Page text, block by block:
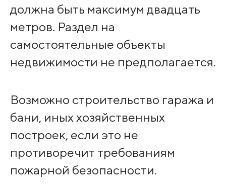
должна быть максимум двадцать
метров. Раздел на
самостоятельные объекты
недвижимости не предполагается.
Возможно строительство гаража и
бани, иных хозяйственных
построек, если это не
противоречит требованиям
пожарной безопасности.